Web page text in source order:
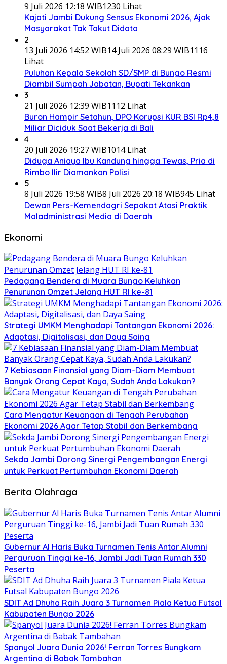
9 Juli 2026 12:18 WIB1230 Lihat
Kajati Jambi Dukung Sensus Ekonomi 2026, Ajak
Masyarakat Tak Takut Didata
2
13 Juli 2026 14:52 WIB14 Juli 2026 08:29 WIB1116
Lihat
Puluhan Kepala Sekolah SD/SMP di Bungo Resmi
Diambil Sumpah Jabatan, Bupati Tekankan
3
21 Juli 2026 12:39 WIB1112 Lihat
Buron Hampir Setahun, DPO Korupsi KUR BSI Rp4,8
Miliar Diciduk Saat Bekerja di Bali
4
20 Juli 2026 19:27 WIB1014 Lihat
Diduga Aniaya Ibu Kandung hingga Tewas, Pria di
Rimbo Ilir Diamankan Polisi
5
8 Juli 2026 19:58 WIB8 Juli 2026 20:18 WIB945 Lihat
Dewan Pers-Kemendagri Sepakat Atasi Praktik
Maladministrasi Media di Daerah
Ekonomi
Pedagang Bendera di Muara Bungo Keluhkan
Penurunan Omzet Jelang HUT RI ke-81
Strategi UMKM Menghadapi Tantangan Ekonomi 2026:
Adaptasi, Digitalisasi, dan Daya Saing
7 Kebiasaan Finansial yang Diam-Diam Membuat
Banyak Orang Cepat Kaya, Sudah Anda Lakukan?
Cara Mengatur Keuangan di Tengah Perubahan
Ekonomi 2026 Agar Tetap Stabil dan Berkembang
Sekda Jambi Dorong Sinergi Pengembangan Energi
untuk Perkuat Pertumbuhan Ekonomi Daerah
Berita Olahraga
Gubernur Al Haris Buka Turnamen Tenis Antar Alumni
Perguruan Tinggi ke-16, Jambi Jadi Tuan Rumah 330
Peserta
SDIT Ad Dhuha Raih Juara 3 Turnamen Piala Ketua Futsal
Kabupaten Bungo 2026
Spanyol Juara Dunia 2026! Ferran Torres Bungkam
Argentina di Babak Tambahan